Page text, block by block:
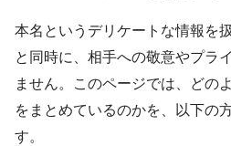
本名というデリケートな情報を
と同時に、相手への敬意やプラ
ません。このページでは、どの
をまとめているのかを、以下の
す。